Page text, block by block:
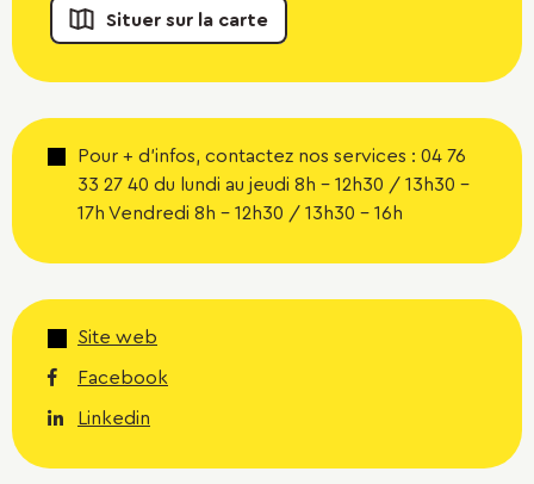
Situer sur la carte
Pour + d'infos, contactez nos services : 04 76
33 27 40 du lundi au jeudi 8h - 12h30 / 13h30 -
17h Vendredi 8h - 12h30 / 13h30 - 16h
Site web
Facebook
Linkedin